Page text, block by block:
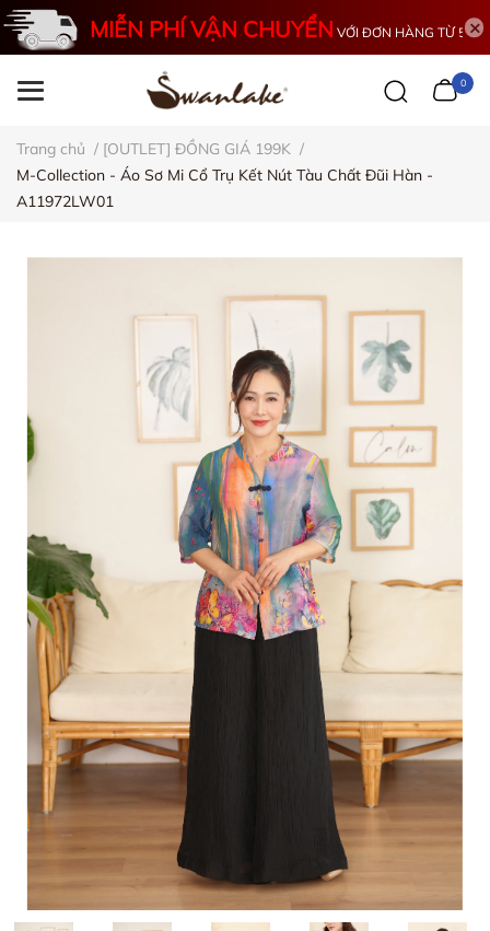
MIỄN PHÍ VẬN CHUYỂN VỚI ĐƠN HÀNG TỪ 500K
0
Trang chủ / [OUTLET] ĐỒNG GIÁ 199K /
M-Collection - Áo Sơ Mi Cổ Trụ Kết Nút Tàu Chất Đũi Hàn -
A11972LW01